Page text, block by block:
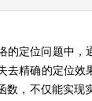
的定位问题中，
去精确的定位效
数，不仅能实现